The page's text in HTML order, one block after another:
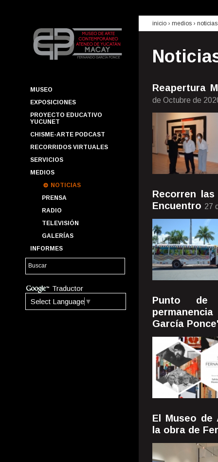
MUSEO
EXPOSICIONES
PROYECTO EDUCATIVO
YUCUNET
CHISME-ARTE PODCAST
RECORRIDOS VIRTUALES
SERVICIOS
MEDIOS
NOTICIAS
PRENSA
RADIO
TELEVISIÓN
GALERÍAS
INFORMES
Traductor
Select Language ▼
inicio › medios › noticias
Reapertura
de Octubre de
Recorren
Encuentro 27
Punto de
García
El Museo de
la obra de